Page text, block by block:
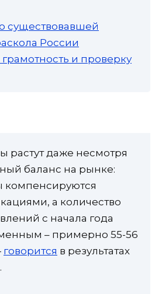
существовавшей
России
грамотность и проверку
растут даже несмотря
баланс на рынке:
компенсируются
а количество
с начала года
– примерно 55-56
говорится в результатах